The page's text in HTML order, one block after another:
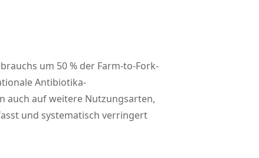
um 50 % der Farm-to-Fork-
Antibiotika-
auch auf weitere Nutzungsarten,
und systematisch verringert